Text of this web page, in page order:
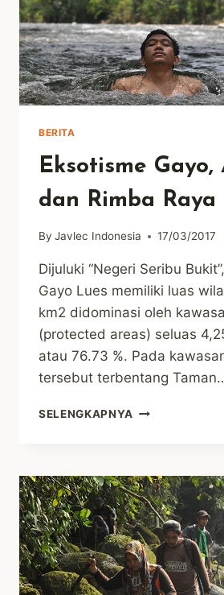
BERITA
Eksotisme Gayo,
dan Rimba Raya
By Javlec Indonesia 17/03/2017
Dijuluki “Negeri Seribu
Gayo Lues memiliki luas
km2 didominasi oleh
(protected areas) seluas
atau 76.73 %. Pada
tersebut terbentang
SELENGKAPNYA EKSOTISME
RIMBA
RAYA